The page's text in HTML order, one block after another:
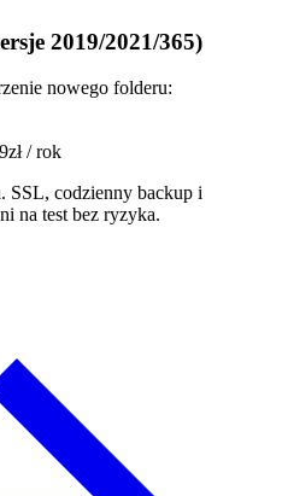
2019/2021/365)
nowego folderu:
/ rok
SSL, codzienny backup i
na test bez ryzyka.